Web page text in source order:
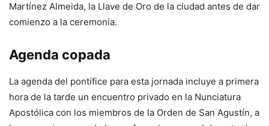
Martínez Almeida, la Llave de Oro de la ciudad antes de dar
comienzo a la ceremonia.
Agenda copada
La agenda del pontífice para esta jornada incluye a primera
hora de la tarde un encuentro privado en la Nunciatura
Apostólica con los miembros de la Orden de San Agustín, a